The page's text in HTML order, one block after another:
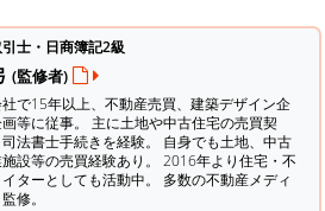
士・日商簿記2級
(監修者)
で15年以上、不動産売買、建築デザイン企
等に従事。 主に土地や中古住宅の売買契
法書士手続きを経験。 自身でも土地、中古
設等の売買経験あり。 2016年より住宅・不
ターとしても活動中。 多数の不動産メディ
修。